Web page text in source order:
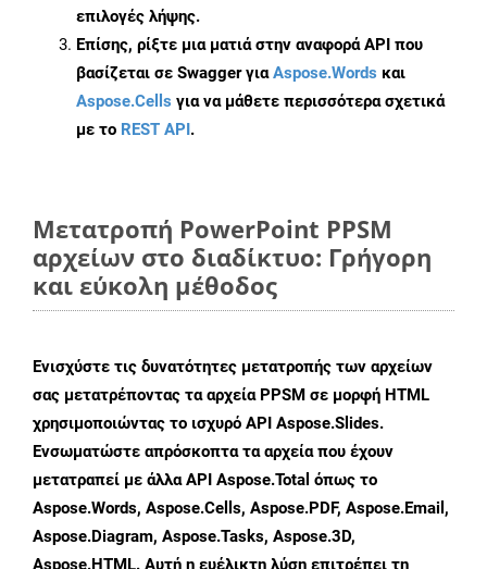
επιλογές λήψης.
Επίσης, ρίξτε μια ματιά στην αναφορά API που
βασίζεται σε Swagger γιαAspose.Words και
Aspose.Cells για να μάθετε περισσότερα σχετικά
με το REST API.
Μετατροπή PowerPoint PPSM
αρχείων στο διαδίκτυο: Γρήγορη
και εύκολη μέθοδος
Ενισχύστε τις δυνατότητες μετατροπής των αρχείων
σας μετατρέποντας τα αρχεία PPSM σε μορφή HTML
χρησιμοποιώντας το ισχυρό API Aspose.Slides.
Ενσωματώστε απρόσκοπτα τα αρχεία που έχουν
μετατραπεί με άλλα API Aspose.Total όπως το
Aspose.Words, Aspose.Cells, Aspose.PDF, Aspose.Email,
Aspose.Diagram, Aspose.Tasks, Aspose.3D,
Aspose.HTML. Αυτή η ευέλικτη λύση επιτρέπει τη